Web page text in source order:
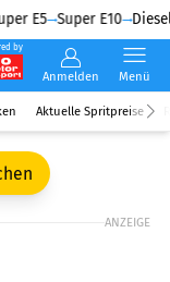
E5 Super E10 Diesel
by
Anmelden Menü
Aktuelle Spritpreise
ANZEIGE